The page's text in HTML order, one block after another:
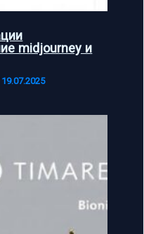
midjourney и
19.07.2025